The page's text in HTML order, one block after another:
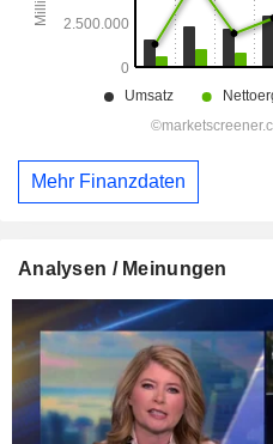
Mehr Finanzdaten
Analysen / Meinungen